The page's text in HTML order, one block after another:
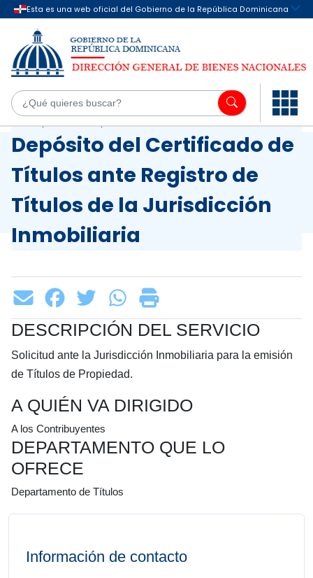
Saltar al contenido principal
Inicio/Servicios/
Depósito del Certificado de
Títulos ante Registro de
Títulos de la Jurisdicción
Inmobiliaria
DESCRIPCIÓN DEL SERVICIO
Solicitud ante la Jurisdicción Inmobiliaria para la emisión
de Títulos de Propiedad.
A QUIÉN VA DIRIGIDO
A los Contribuyentes
DEPARTAMENTO QUE LO
OFRECE
Departamento de Títulos
Información de contacto